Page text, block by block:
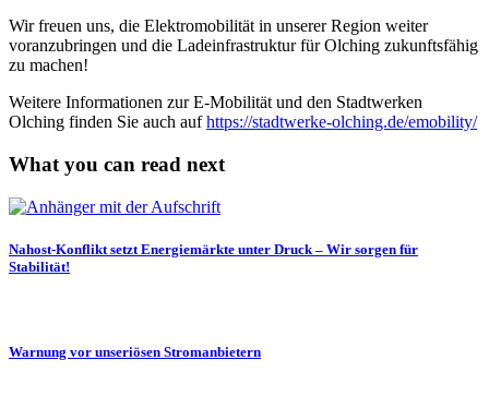
Wir freuen uns, die Elektromobilität in unserer Region weiter
voranzubringen und die Ladeinfrastruktur für Olching zukunftsfähig
zu machen!
Weitere Informationen zur E-Mobilität und den Stadtwerken
Olching finden Sie auch aufhttps://stadtwerke-olching.de/emobility/
What you can read next
Nahost-Konflikt setzt Energiemärkte unter Druck – Wir sorgen für
Stabilität!
Warnung vor unseriösen Stromanbietern